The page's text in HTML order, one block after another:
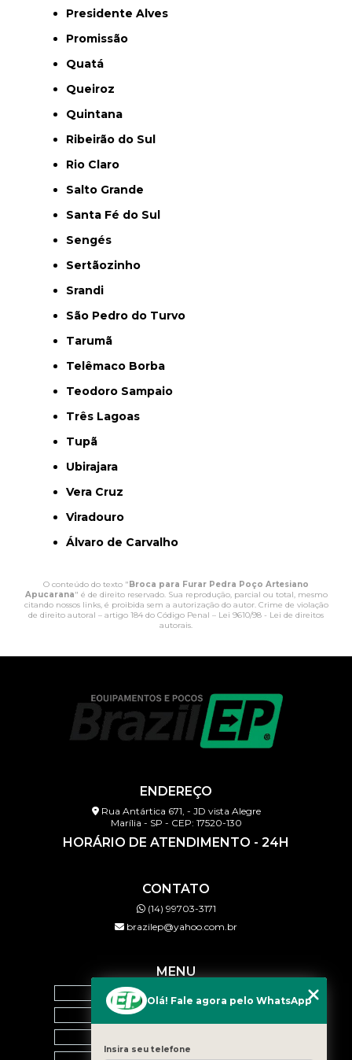
Presidente Alves
Promissão
Quatá
Queiroz
Quintana
Ribeirão do Sul
Rio Claro
Salto Grande
Santa Fé do Sul
Sengés
Sertãozinho
Srandi
São Pedro do Turvo
Tarumã
Telêmaco Borba
Teodoro Sampaio
Três Lagoas
Tupã
Ubirajara
Vera Cruz
Viradouro
Álvaro de Carvalho
O conteúdo do texto " Broca para Furar Pedra Poço Artesiano
Apucarana" é de direito reservado. Sua reprodução, parcial ou total, mesmo
citando nossos links, é proibida sem a autorização do autor. Crime de violação
de direito autoral – artigo 184 do Código Penal – Lei 9610/98 - Lei de direitos
autorais.
ENDEREÇO
Rua Antártica 671, - JD vista Alegre
Marília - SP - CEP: 17520-130
HORÁRIO DE ATENDIMENTO - 24H
CONTATO
(14) 99703-3171
brazilep@yahoo.com.br
MENU
Olá! Fale agora pelo WhatsApp
Insira seu telefone